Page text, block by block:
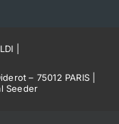
– 75012 PARIS |
Seeder